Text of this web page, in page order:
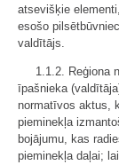
atsevišķie
esošo
valdītājs.
1.1.2. Reģiona
īpašnieka
normatīvos aktus,
pieminekļa
bojājumu, kas
pieminekļa daļai;